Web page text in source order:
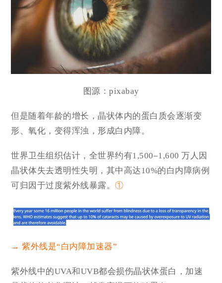
图源：pixabay
但是随着年龄的增长，晶状体内的蛋白质会逐渐变
形、氧化，变得浑浊，形成白内障。
世界卫生组织估计，全世界约有1,500–1,600 万人因
晶状体失去透明性失明，其中高达10%的白内障病例
可归因于过度紫外线暴露。①
→ 紫外线是“白内障加速器”
紫外线中的UVA和UVB都会损伤晶状体蛋白，加速